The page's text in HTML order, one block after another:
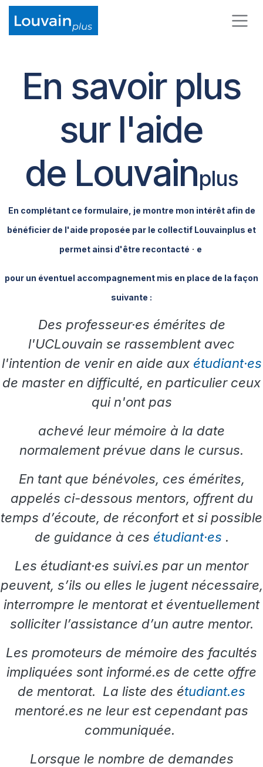
Se rendre au contenu
En savoir plus
sur l'aide
de Louvainplus
En complétant ce formulaire, je montre mon intérêt afin de
bénéficier de l'aide proposée par le collectif Louvainplus et
permet ainsi d'être recontacté · e
pour un éventuel accompagnement mis en place de la façon
suivante :
Des professeur·es émérites de
l'UCLouvain se rassemblent avec
l'intention de venir en aide aux étudiant·es
de master en difficulté, en particulier ceux
qui n'ont pas
achevé leur mémoire à la date
normalement prévue dans le cursus.
En tant que bénévoles, ces émérites,
appelés ci-dessous mentors, offrent du
temps d’écoute, de réconfort et si possible
de guidance à ces étudiant·es .
Les étudiant·es suivi.es par un mentor
peuvent, s’ils ou elles le jugent nécessaire,
interrompre le mentorat et éventuellement
solliciter l’assistance d’un autre mentor.
Les promoteurs de mémoire des facultés
impliquées sont informé.es de cette offre
de mentorat. La liste des étudiant.es
mentoré.es ne leur est cependant pas
communiquée.
Lorsque le nombre de demandes